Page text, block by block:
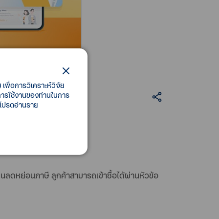
ลดหย่อนภาษี ลูกค้าสามารถเข้าซื้อได้ผ่านหัวข้อ
พื่อการวิเคราะห์วิจัย
ใช้งานของท่านในการ
รดอ่านราย